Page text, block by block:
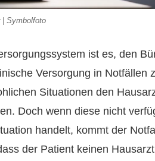
| Symbolfoto
ist es, den
Versorgung in Notfällen
Situationen den
Doch wenn diese nicht
handelt, kommt der
der Patient keinen